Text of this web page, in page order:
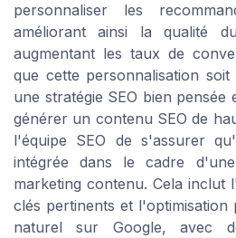
personnaliser les
améliorant ainsi la qualité
augmentant les taux de
que cette personnalisation
une stratégie SEO bien pensée
générer un contenu SEO de
l'équipe SEO de s'assurer
intégrée dans le cadre
marketing contenu. Cela inclut
clés pertinents et
naturel sur Google, avec